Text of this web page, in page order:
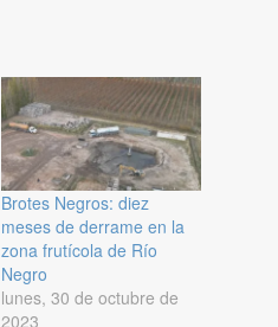
Brotes Negros: diez
meses de derrame en la
zona frutícola de Río
Negro
lunes, 30 de octubre de
2023